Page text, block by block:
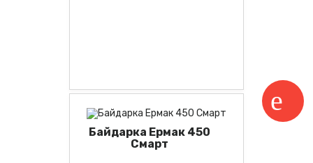
Байдарка Ермак 450
Смарт